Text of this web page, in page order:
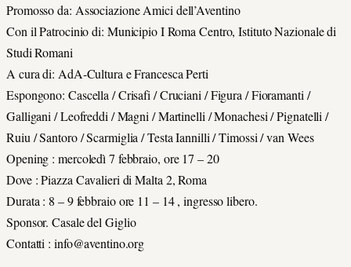
Promosso da: Associazione Amici dell’Aventino
Con il Patrocinio di: Municipio I Roma Centro, Istituto Nazionale di
Studi Romani
A cura di: AdA-Cultura e Francesca Perti
Espongono: Cascella / Crisafi / Cruciani / Figura / Fioramanti /
Galligani / Leofreddi / Magni / Martinelli / Monachesi / Pignatelli /
Ruiu / Santoro / Scarmiglia / Testa Iannilli / Timossi / van Wees
Opening : mercoledì 7 febbraio, ore 17 – 20
Dove : Piazza Cavalieri di Malta 2, Roma
Durata : 8 – 9 febbraio ore 11 – 14 , ingresso libero.
Sponsor. Casale del Giglio
Contatti : info@aventino.org